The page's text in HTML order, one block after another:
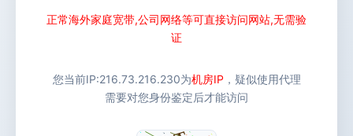
正常海外家庭宽带,公司网络等可直接访问网站,无需验
证
您当前IP:216.73.216.230为机房IP ，疑似使用代理
需要对您身份鉴定后才能访问